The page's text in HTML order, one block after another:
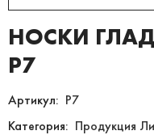
НОСКИ
Р7
Артикул: Р7
Категория: Продукция